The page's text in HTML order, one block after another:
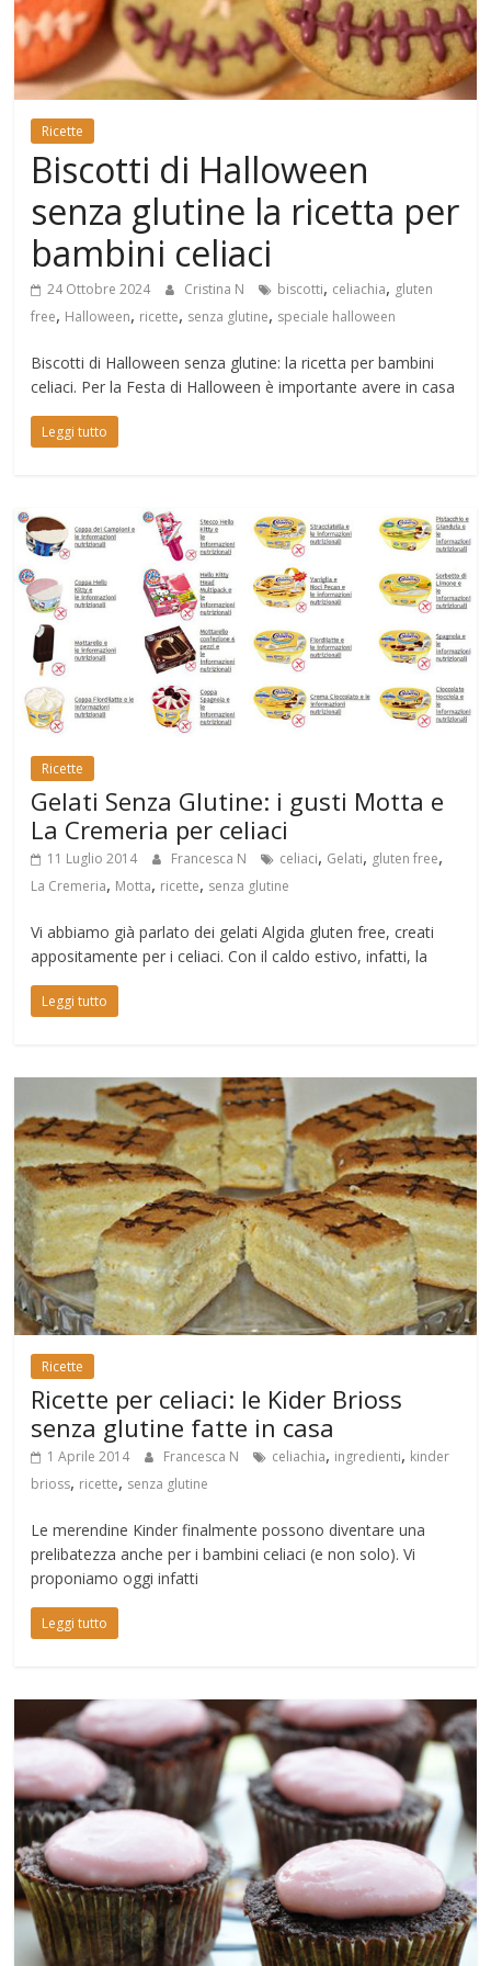
Mondo
Ricette
Biscotti di Halloween
senza glutine la ricetta per
bambini celiaci
24 Ottobre 2024 Cristina N biscotti, celiachia, gluten
free, Halloween, ricette, senza glutine, speciale halloween
Biscotti di Halloween senza glutine: la ricetta per bambini
celiaci. Per la Festa di Halloween è importante avere in casa
Leggi tutto
Ricette
Gelati Senza Glutine: i gusti Motta e
La Cremeria per celiaci
11 Luglio 2014 Francesca N celiaci, Gelati, gluten free,
La Cremeria, Motta, ricette, senza glutine
Vi abbiamo già parlato dei gelati Algida gluten free, creati
appositamente per i celiaci. Con il caldo estivo, infatti, la
Leggi tutto
Ricette
Ricette per celiaci: le Kider Brioss
senza glutine fatte in casa
1 Aprile 2014 Francesca N celiachia, ingredienti, kinder
brioss, ricette, senza glutine
Le merendine Kinder finalmente possono diventare una
prelibatezza anche per i bambini celiaci (e non solo). Vi
proponiamo oggi infatti
Leggi tutto